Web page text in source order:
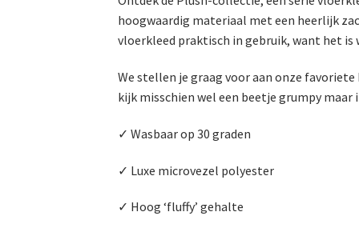
hoogwaardig materiaal met een heerlijk
vloerkleed praktisch in gebruik, want het is
We stellen je graag voor aan onze
kijk misschien wel een beetje grumpy
✓ Wasbaar op 30 graden
✓ Luxe microvezel polyester
✓ Hoog ‘fluffy’ gehalte